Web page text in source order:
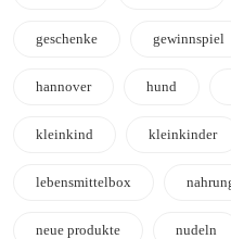
geschenke gewinnspiel
hannover hund
kleinkind kleinkinder
lebensmittelbox
neue produkte nudeln